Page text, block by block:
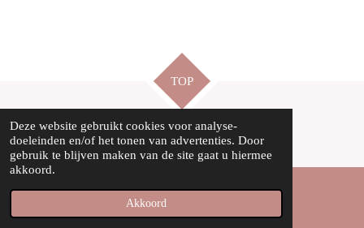
Deze website gebruikt cookies voor analyse-
doeleinden en/of het tonen van advertenties. Door
gebruik te blijven maken van de site gaat u hiermee
akkoord.
Akkoord
TOP
© 2020-2026 kaartstudio
Instagram